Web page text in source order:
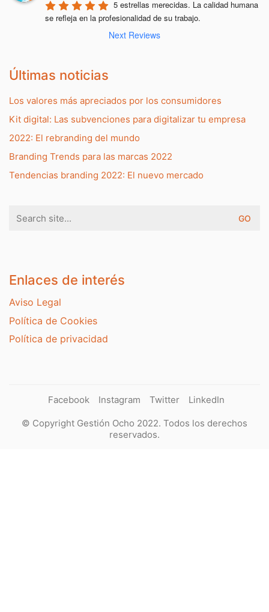
5 estrellas merecidas. La calidad humana
se refleja en la profesionalidad de su trabajo.
Next Reviews
Últimas noticias
Los valores más apreciados por los consumidores
Kit digital: Las subvenciones para digitalizar tu empresa
2022: El rebranding del mundo
Branding Trends para las marcas 2022
Tendencias branding 2022: El nuevo mercado
for:
Enlaces de interés
Aviso Legal
Política de Cookies
Política de privacidad
Facebook Instagram Twitter LinkedIn
© Copyright Gestión Ocho 2022. Todos los derechos
reservados.